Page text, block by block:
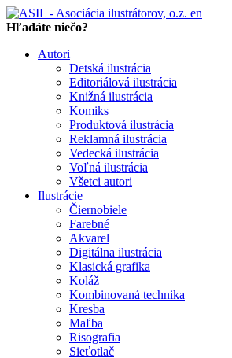
en
Hľadáte niečo?
Autori
Detská ilustrácia
Editoriálová ilustrácia
Knižná ilustrácia
Komiks
Produktová ilustrácia
Reklamná ilustrácia
Vedecká ilustrácia
Voľná ilustrácia
Všetci autori
Ilustrácie
Čiernobiele
Farebné
Akvarel
Digitálna ilustrácia
Klasická grafika
Koláž
Kombinovaná technika
Kresba
Maľba
Risografia
Sieťotlač